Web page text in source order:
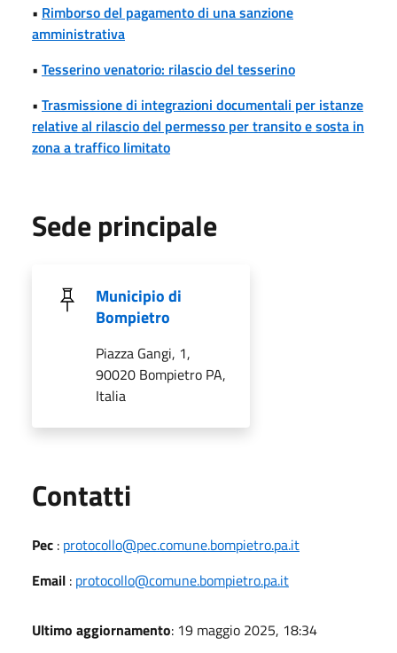
• Rimborso del pagamento di una sanzione
amministrativa
• Tesserino venatorio: rilascio del tesserino
• Trasmissione di integrazioni documentali per istanze
relative al rilascio del permesso per transito e sosta in
zona a traffico limitato
Sede principale
Municipio di
Bompietro
Piazza Gangi, 1,
90020 Bompietro PA,
Italia
Contatti
Pec : protocollo@pec.comune.bompietro.pa.it
Email : protocollo@comune.bompietro.pa.it
Ultimo aggiornamento: 19 maggio 2025, 18:34